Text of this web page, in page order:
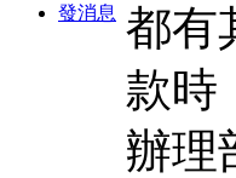
發消息 都有
款時
辦理